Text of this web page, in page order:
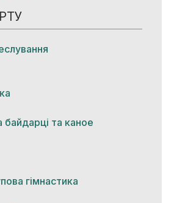
байдарці та каное
гімнастика